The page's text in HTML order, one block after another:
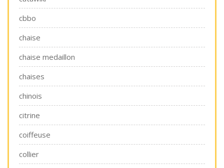
cbbo
chaise
chaise medaillon
chaises
chinois
citrine
coiffeuse
collier